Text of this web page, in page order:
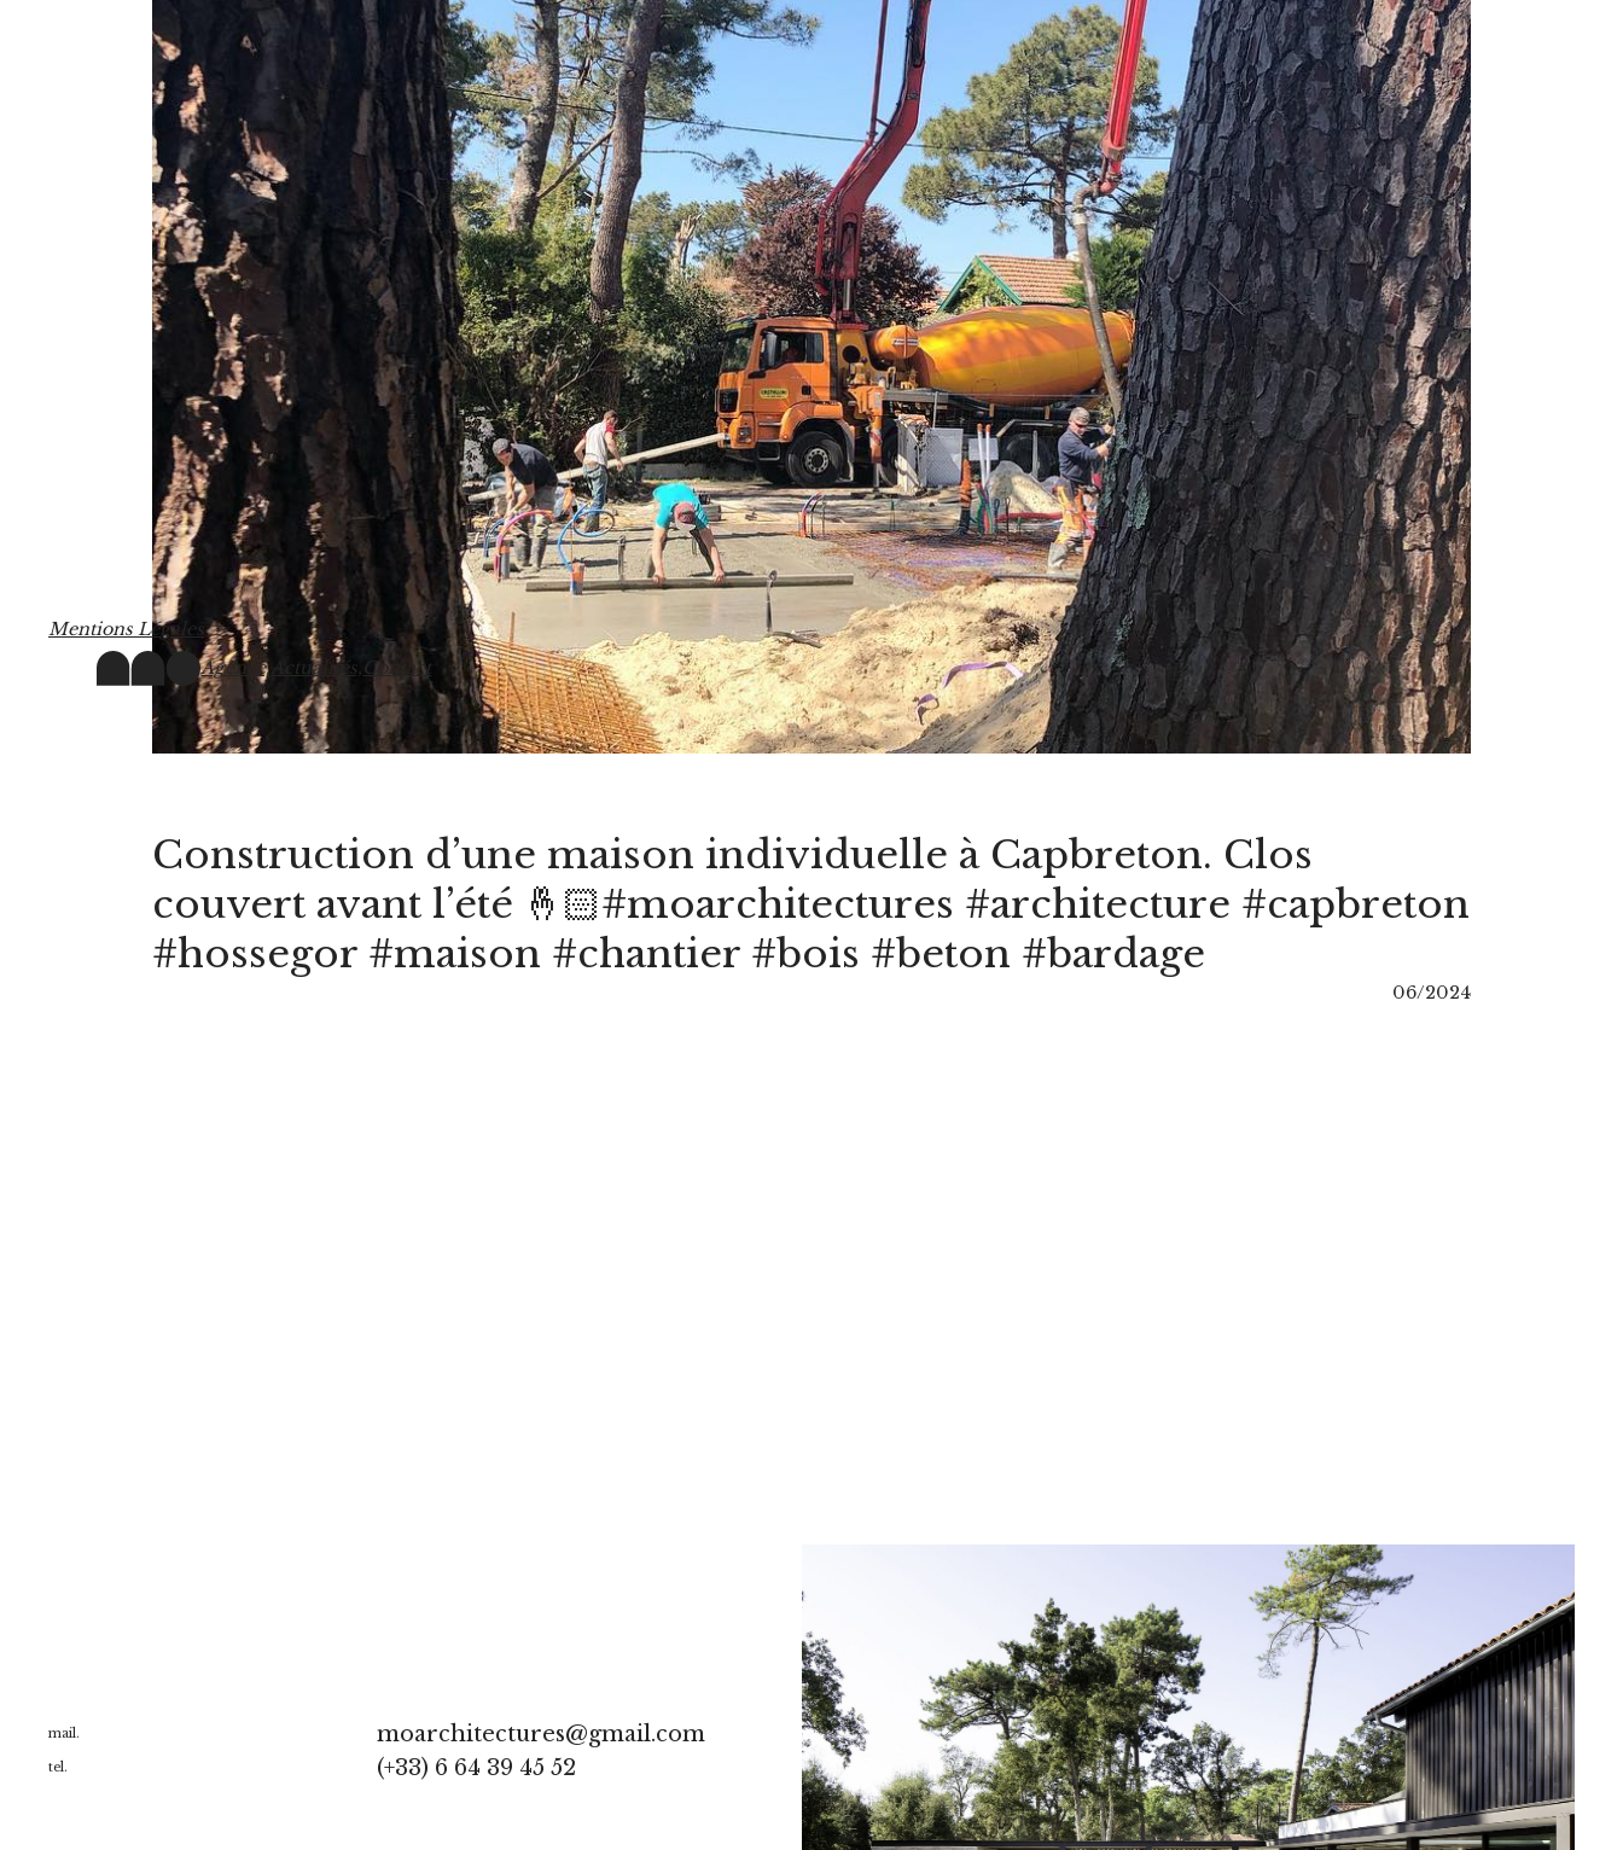
Construction d’une maison individuelle à Capbreton. Clos
couvert avant l’été 🤞🏻#moarchitectures #architecture #capbreton
#hossegor #maison #chantier #bois #beton #bardage
06/2024
mail. moarchitectures@gmail.com
tel. (+33) 6 64 39 45 52
Mentions Légales
Agence, Actualités,Contact